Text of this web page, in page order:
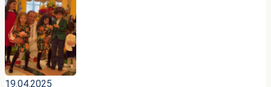
19.04.2025